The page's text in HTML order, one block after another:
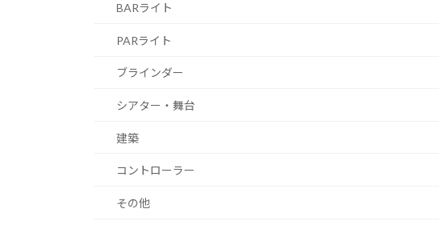
BARライト
PARライト
ブラインダー
シアター・舞台
建築
コントローラー
その他